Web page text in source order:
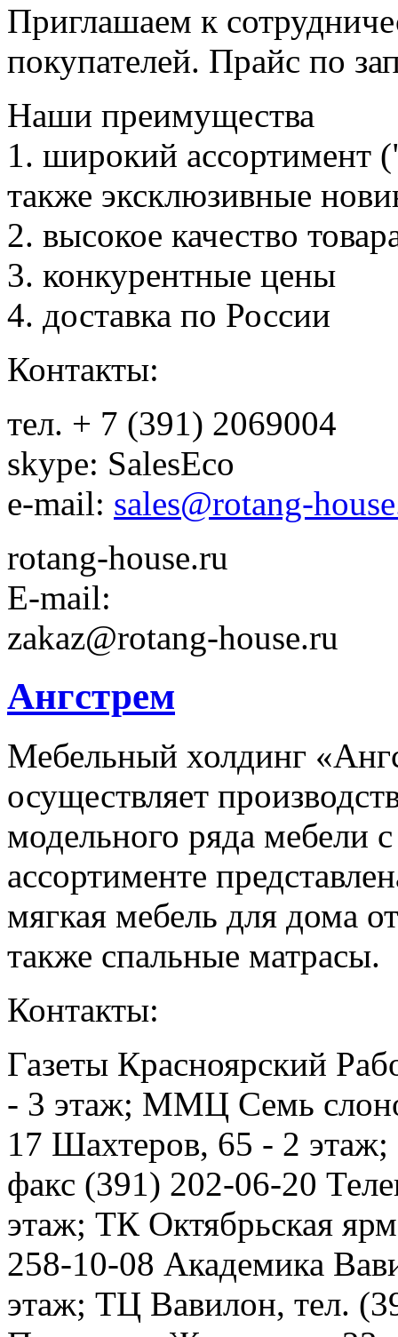
Приглашаем к
покупателей. Прайс по
Наши преимущества
1. широкий ассортимент
также эксклюзивные
2. высокое качество
3. конкурентные цены
4. доставка по России
Контакты:
тел. + 7 (391) 2069004
skype: SalesEco
e-mail: sales@rotang-
rotang-house.ru
E-mail:
zakaz@rotang-house.ru
Ангстрем
Мебельный холдинг
осуществляет
модельного ряда мебели
ассортименте
мягкая мебель для дома
также спальные матрасы.
Контакты:
Газеты Красноярский
- 3 этаж; ММЦ Семь
17 Шахтеров, 65 - 2
факс (391) 202-06-20
этаж; ТК Октябрьская
258-10-08 Академика
этаж; ТЦ Вавилон, тел.